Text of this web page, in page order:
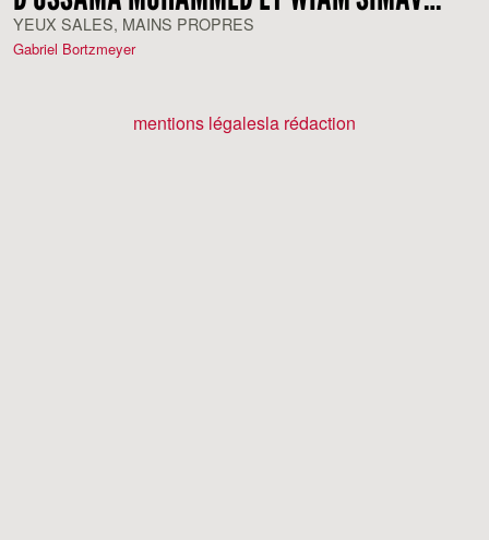
BEDIRXAN
YEUX SALES, MAINS PROPRES
Gabriel Bortzmeyer
mentions légalesla rédaction